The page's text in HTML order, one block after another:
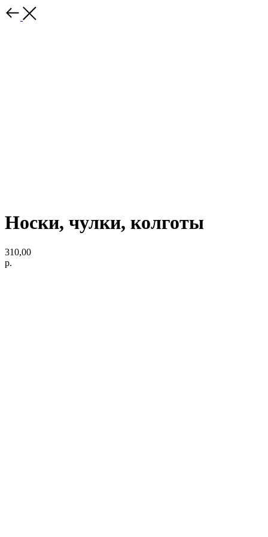
Носки, чулки, колготы
310,00
р.